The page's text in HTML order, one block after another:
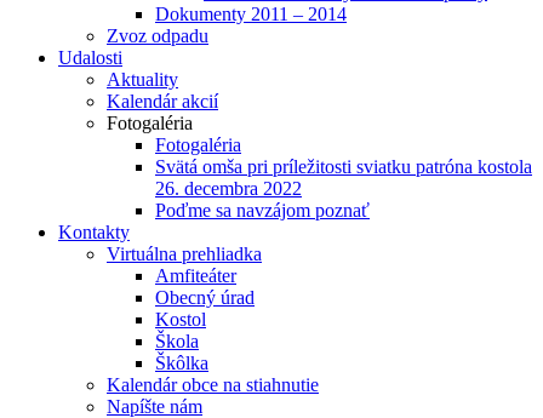
Dokumenty 2011 – 2014
Zvoz odpadu
Udalosti
Aktuality
Kalendár akcií
Fotogaléria
Fotogaléria
Svätá omša pri príležitosti sviatku patróna kostola
26. decembra 2022
Poďme sa navzájom poznať
Kontakty
Virtuálna prehliadka
Amfiteáter
Obecný úrad
Kostol
Škola
Škôlka
Kalendár obce na stiahnutie
Napíšte nám